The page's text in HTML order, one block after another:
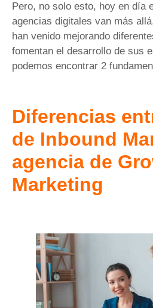
Pero, no solo esto, hoy en día
agencias digitales van más
han venido mejorando
fomentan el desarrollo de sus
podemos encontrar 2
Diferencias
de Inbound
agencia de
Marketing